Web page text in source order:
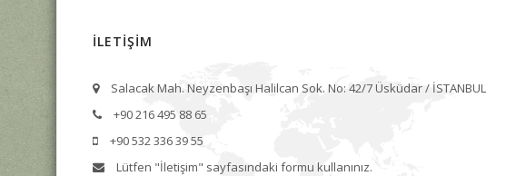
İLETİŞİM
Salacak Mah. Neyzenbaşı Halilcan Sok. No: 42/7 Üsküdar / İSTANBUL
+90 216 495 88 65
+90 532 336 39 55
Lütfen "İletişim" sayfasındaki formu kullanınız.